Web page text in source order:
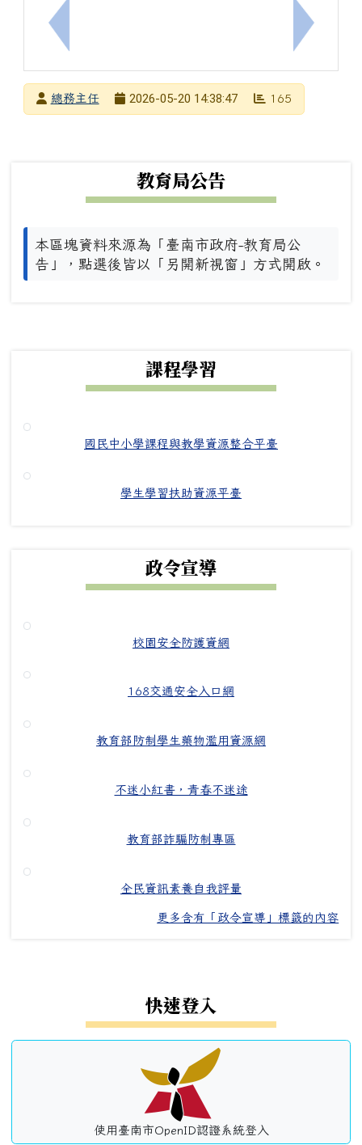
上一筆：國立臺北大學進修暨推廣部推廣教育組辦
下一筆：
發布者總務主任
2026-05-20 14:38:47 165
教育局公告
本區塊資料來源為「臺南市政府-教育局公
告」，點選後皆以「另開新視窗」方式開啟。
課程學習
國民中小學課程與教學資源整合平臺
學生學習扶助資源平臺
政令宣導
校園安全防護資網
168交通安全入口網
教育部防制學生藥物濫用資源網
不迷小紅書，青春不迷途
教育部詐騙防制專區
全民資訊素養自我評量
更多含有「政令宣導」標籤的內容
快速登入
使用臺南市OpenID認證系統登入